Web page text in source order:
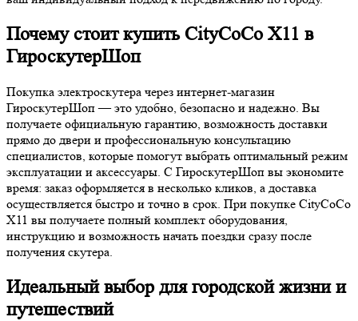
Почему стоит купить CityCoCo X11 в
ГироскутерШоп
Покупка электроскутера через интернет-магазин
ГироскутерШоп — это удобно, безопасно и надежно. Вы
получаете официальную гарантию, возможность доставки
прямо до двери и профессиональную консультацию
специалистов, которые помогут выбрать оптимальный режим
эксплуатации и аксессуары. С ГироскутерШоп вы экономите
время: заказ оформляется в несколько кликов, а доставка
осуществляется быстро и точно в срок. При покупке CityCoCo
X11 вы получаете полный комплект оборудования,
инструкцию и возможность начать поездки сразу после
получения скутера.
Идеальный выбор для городской жизни и
путешествий